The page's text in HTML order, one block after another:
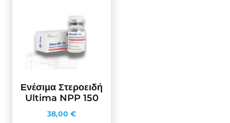
Ενέσιμα Στεροειδή
Ultima NPP 150
38,00 €